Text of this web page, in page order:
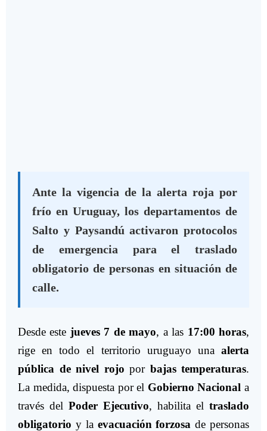
Ante la vigencia de la alerta roja por
frío en Uruguay, los departamentos de
Salto y Paysandú activaron protocolos
de emergencia para el traslado
obligatorio de personas en situación de
calle.
Desde este jueves 7 de mayo, a las 17:00 horas,
rige en todo el territorio uruguayo una alerta
pública de nivel rojo por bajas temperaturas.
La medida, dispuesta por el Gobierno Nacional a
través del Poder Ejecutivo, habilita el traslado
obligatorio y la evacuación forzosa de personas